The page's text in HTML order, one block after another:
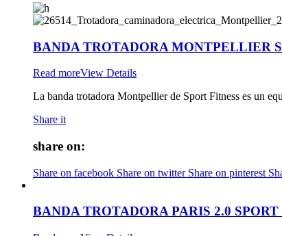
BANDA TROTADORA MONTPELLIER
Read moreView Details
La banda trotadora Montpellier de Sport Fitness es un
Share it
share on:
Share on facebook Share on twitter Share on pinterest
BANDA TROTADORA PARIS 2.0 SPORT